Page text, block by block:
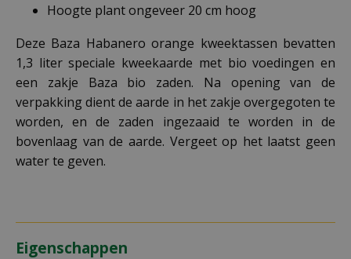
Hoogte plant ongeveer 20 cm hoog
Deze Baza Habanero orange kweektassen bevatten
1,3 liter speciale kweekaarde met bio voedingen en
een zakje Baza bio zaden. Na opening van de
verpakking dient de aarde in het zakje overgegoten te
worden, en de zaden ingezaaid te worden in de
bovenlaag van de aarde. Vergeet op het laatst geen
water te geven.
Eigenschappen